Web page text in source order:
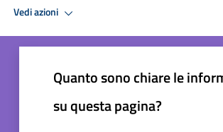
Vedi azioni
Quanto sono chiare le
su questa pagina?